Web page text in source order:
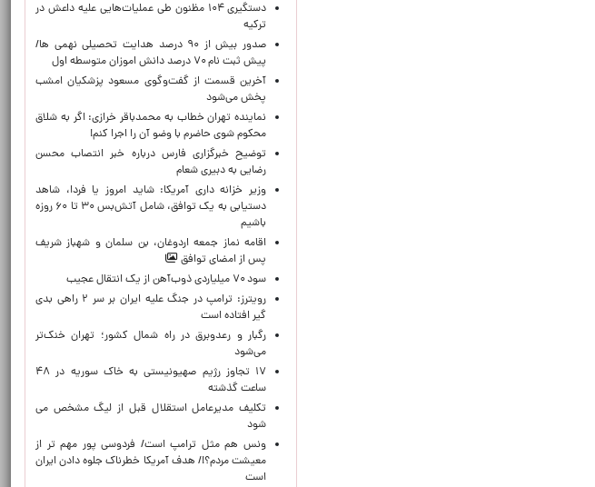
دستگیری ۱۰۴ مظنون طی عملیات‌هایی علیه داعش در
ترکیه
صدور بیش از ۹۰ درصد هدایت تحصیلی نهمی ها/
پیش ثبت نام ۷۰ درصد دانش اموزان متوسطه اول
آخرین قسمت از گفت‌وگوی مسعود پزشکیان امشب
پخش می‌شود
نماینده تهران خطاب به محمدباقر خرازی: اگر به شلاق
محکوم شوی حاضرم با وضو آن را اجرا کنم!
توضیح خبرگزاری فارس درباره خبر انتصاب محسن
رضایی به دبیری شعام
وزیر خزانه داری آمریکا: شاید امروز یا فردا، شاهد
دستیابی به یک توافق، شامل آتش‌بس ۳۰ تا ۶۰ روزه
باشیم
اقامه نماز جمعه اردوغان، بن ‌سلمان و شهباز شریف
پس از امضای توافق
سود ۷۰ میلیاردی ذوب‌آهن از یک انتقال عجیب
رویترز: ترامپ در جنگ علیه ایران بر سر ۲ راهی بدی
گیر افتاده است
رگبار و رعدوبرق در راه شمال کشور؛ تهران خنک‌تر
می‌شود
۱۷ تجاوز رژیم صهیونیستی به خاک سوریه در ۴۸
ساعت گذشته
تکلیف مدیرعامل استقلال قبل از لیگ مشخص می
شود
ونس هم مثل ترامپ است/ فردوسی پور مهم تر از
معیشت مردم؟!/ هدف آمریکا خطرناک جلوه دادن ایران
است